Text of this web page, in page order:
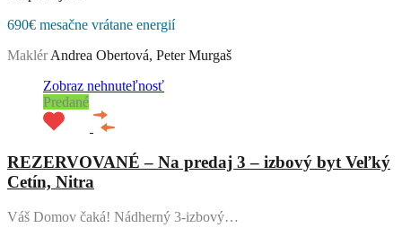
690€ mesačne vrátane energií
Maklér Andrea Obertová, Peter Murgaš
Zobraz nehnuteľnosť
Predané
REZERVOVANÉ – Na predaj 3 – izbový byt Veľký
Cetín, Nitra
Váš Domov čaká! Nádherný 3-izbový…